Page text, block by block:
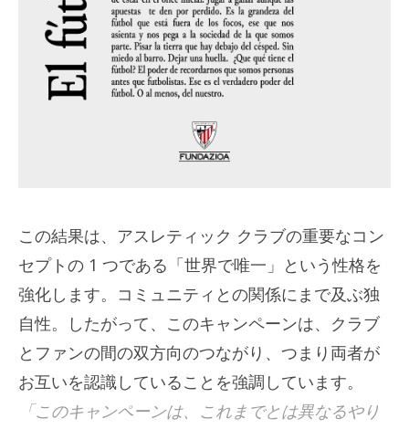
この結果は、アスレティック クラブの重要なコン
セプトの 1 つである「世界で唯一」という性格を
強化します。コミュニティとの関係にまで及ぶ独
自性。したがって、このキャンペーンは、クラブ
とファンの間の双方向のつながり、つまり両者が
お互いを認識していることを強調しています。
「このキャンペーンは、これまでとは異なるやり